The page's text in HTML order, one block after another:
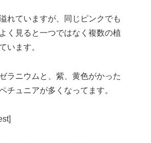
れていますが、同じピンクでも
く見ると一つではなく複数の植
います。
ラニウムと、紫、黄色がかった
チュニアが多くなってます。